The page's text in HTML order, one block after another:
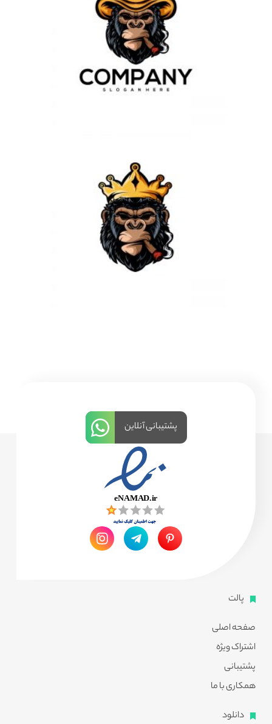
پالت
صفحه اصلی
اشتراک ویژه
پشتیبانی
همکاری با ما
دانلود
پشتیبانی آنلاین